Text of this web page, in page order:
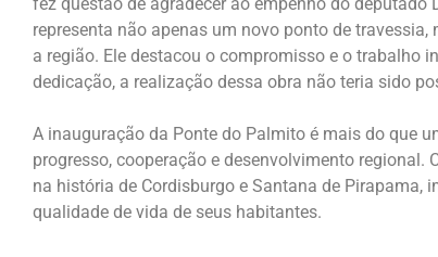
representa não apenas um novo ponto de
a região. Ele destacou o compromisso e o trabalho
dedicação, a realização dessa obra não teria sido
A inauguração da Ponte do Palmito é mais do que
progresso, cooperação e desenvolvimento
na história de Cordisburgo e Santana de
qualidade de vida de seus habitantes.